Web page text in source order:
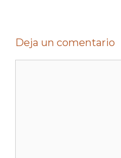
Deja un comentario